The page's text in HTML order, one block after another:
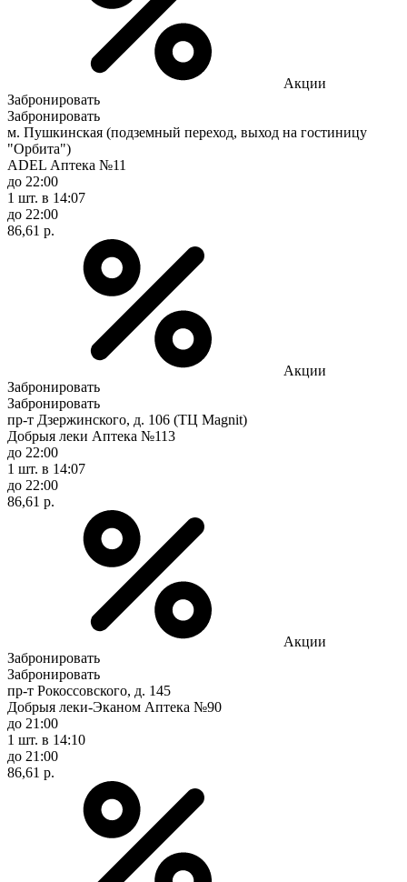
Акции
Забронировать
Забронировать
м. Пушкинская (подземный переход, выход на гостиницу
"Орбита")
ADEL Аптека №11
до 22:00
1 шт. в 14:07
до 22:00
86,61 р.
Акции
Забронировать
Забронировать
пр-т Дзержинского, д. 106 (ТЦ Magnit)
Добрыя леки Аптека №113
до 22:00
1 шт. в 14:07
до 22:00
86,61 р.
Акции
Забронировать
Забронировать
пр-т Рокоссовского, д. 145
Добрыя леки-Эканом Аптека №90
до 21:00
1 шт. в 14:10
до 21:00
86,61 р.